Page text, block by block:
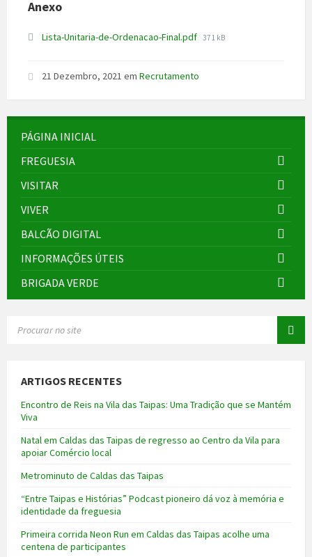
Anexo
Lista-Unitaria-de-Ordenacao-Final.pdf File
371 kB
21 Dezembro, 2021 em Recrutamento
PÁGINA INICIAL
FREGUESIA
VISITAR
VIVER
BALCÃO DIGITAL
INFORMAÇÕES ÚTEIS
BRIGADA VERDE
ARTIGOS RECENTES
Encontro de Reis na Vila das Taipas: Uma Tradição que se Mantém
Viva
Natal em Caldas das Taipas de regresso ao Centro da Vila para
apoiar Comércio local
Metrominuto de Caldas das Taipas
“Entre Taipas e Histórias” Podcast pioneiro dá voz à memória e
identidade da freguesia
Primeira corrida Neon Run em Caldas das Taipas acolhe uma
centena de participantes